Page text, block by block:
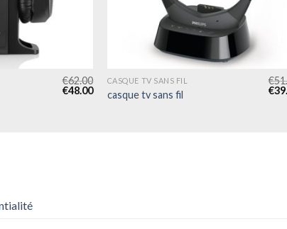
€62.00
€48.00
CASQUE TV SANS FIL
casque tv sans fil
€
€